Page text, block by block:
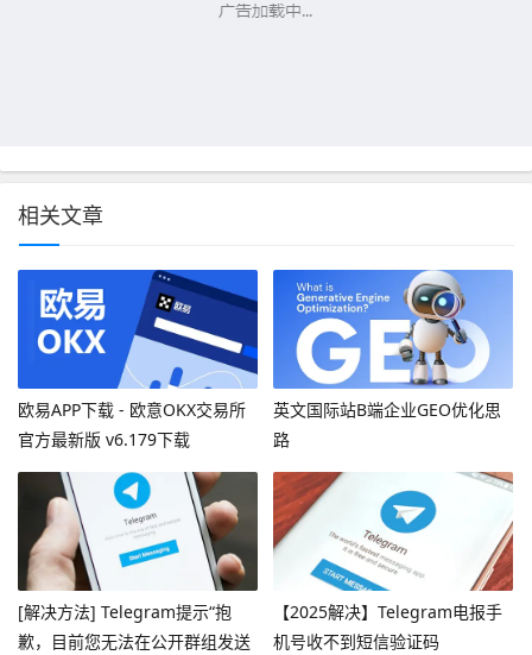
相关文章
欧易APP下载 - 欧意OKX交易所
官方最新版 v6.179下载
英文国际站B端企业GEO优化思
路
[解决方法] Telegram提示“抱
歉，目前您无法在公开群组发送
【2025解决】Telegram电报手
机号收不到短信验证码